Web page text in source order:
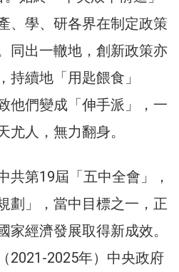
、學、研各界在制定政策
同出一轍地，創新政策亦
持續地「用匙餵食」
他們變成「伸手派」，一
尤人，無力翻身。
共第19屆「五中全會」，
劃」，當中目標之一，正
家經濟發展取得新成效。
2021-2025年）中央政府